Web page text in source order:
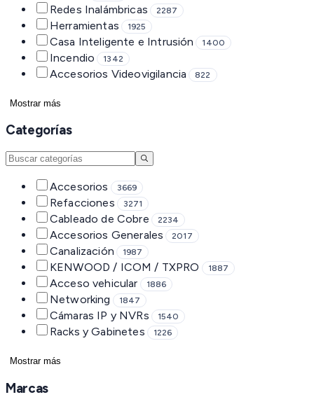
Redes Inalámbricas 2287
Herramientas 1925
Casa Inteligente e Intrusión 1400
Incendio 1342
Accesorios Videovigilancia 822
Mostrar más
Categorías
Accesorios 3669
Refacciones 3271
Cableado de Cobre 2234
Accesorios Generales 2017
Canalización 1987
KENWOOD / ICOM / TXPRO 1887
Acceso vehicular 1886
Networking 1847
Cámaras IP y NVRs 1540
Racks y Gabinetes 1226
Mostrar más
Marcas